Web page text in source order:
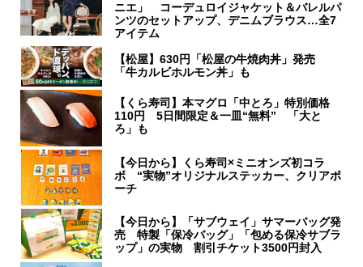
ニエ」 コーデュロイジャケット＆バレルパ
ンツのセットアップ、デニムブラウス…全7
アイテム
【松屋】630円「松屋の牛焼肉丼」発売
「牛カルビホルモン丼」も
【くら寿司】本マグロ「中とろ」特別価格
110円 5日間限定＆一皿“無料” 「大と
ろ」も
【今日から】くら寿司×ミニオンズ初コラ
ボ “実物”オリジナルステッカー、クリアポ
ーチ
【今日から】「サブウェイ」サマーバッグ発
売 特製「保冷バッグ」「包める保冷サブラ
ップ」の実物 割引チケット3500円封入